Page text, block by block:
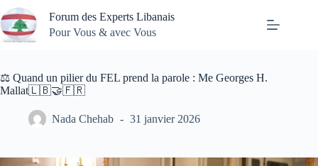
Passer
au
contenu
Forum des Experts Libanais
Pour Vous & avec Vous
⚖️ Quand un pilier du FEL prend la parole : Me Georges H.
Mallat🇱🇧🤝🇫🇷
Nada Chehab 31 janvier 2026